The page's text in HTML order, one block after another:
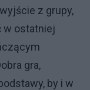
z grupy,
w ostatniej
gra,
by i w